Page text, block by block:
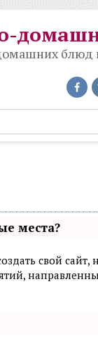
блюд
места?
свой